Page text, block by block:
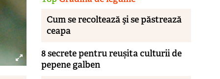
Cum se recoltează şi se păstrează
ceapa
8 secrete pentru reușita culturii de
pepene galben